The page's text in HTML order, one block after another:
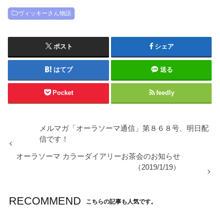
ヴィッキーさん物語
ポスト シェア
はてブ 送る
Pocket feedly
メルマガ「オーラソーマ通信」第８６８号、明日配
信です！
オーラソーマ カラーダイアリーお茶会のお知らせ
（2019/1/19）
RECOMMEND こちらの記事も人気です。